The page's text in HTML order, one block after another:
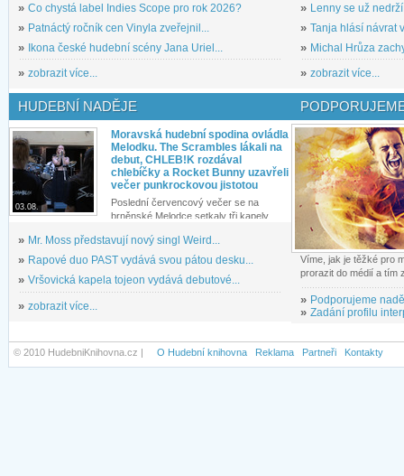
» Co chystá label Indies Scope pro rok 2026?
» Patnáctý ročník cen Vinyla zveřejnil...
»
Ikona české hudební scény Jana Uriel...
» zobrazit více...
» Lenny se už
» Tanja hlásí návrat
» Michal Hrůza
» zobrazit více...
HUDEBNÍ NADĚJE
03.08.
Moravská hudební spodina ovládla
Melodku. The Scrambles lákali na
debut, CHLEB!K rozdával
chlebíčky a Rocket Bunny uzavřeli
večer punkrockovou jistotou
Poslední červencový večer se na
brněnské Melodce setkaly tři kapely...
» Mr. Moss představují nový singl Weird...
» Rapové duo PAST vydává svou pátou desku...
» Vršovická kapela tojeon vydává debutové...
» zobrazit více...
Víme, jak je těžké pro
prorazit do médií a tím
» Podporujeme
» Zadání profilu
© 2010 HudebniKnihovna.cz | O Hudební knihovna Reklama Partneři Kontakty